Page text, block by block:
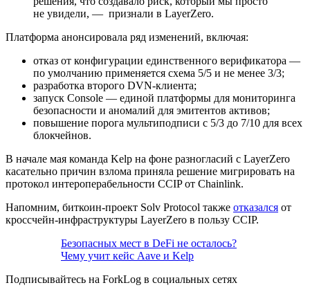
не увидели, — признали в LayerZero.
Платформа анонсировала ряд изменений, включая:
отказ от конфигурации единственного верификатора —
по умолчанию применяется схема 5/5 и не менее 3/3;
разработка второго DVN-клиента;
запуск Console — единой платформы для мониторинга
безопасности и аномалий для эмитентов активов;
повышение порога мультиподписи с 5/3 до 7/10 для всех
блокчейнов.
В начале мая команда Kelp на фоне разногласий с LayerZero
касательно причин взлома приняла решение мигрировать на
протокол интероперабельности CCIP от Chainlink.
Напомним, биткоин-проект Solv Protocol также отказался от
кроссчейн-инфраструктуры LayerZero в пользу CCIP.
Безопасных мест в DeFi не осталось?
Чему учит кейс Aave и Kelp
Подписывайтесь на ForkLog в социальных сетях